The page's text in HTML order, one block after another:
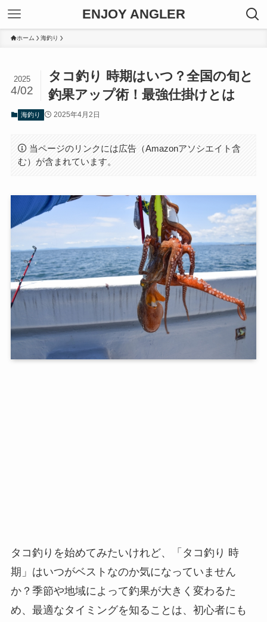
ENJOY ANGLER
ホーム 海釣り
タコ釣り 時期はいつ？全国の旬と
釣果アップ術！最強仕掛けとは
2025
4/02
海釣り 2025年4月2日
当ページのリンクには広告（Amazonアソシエイト含
む）が含まれています。
タコ釣りを始めてみたいけれど、「タコ釣り 時
期」はいつがベストなのか気になっていません
か？季節や地域によって釣果が大きく変わるた
め、最適なタイミングを知ることは、初心者にも